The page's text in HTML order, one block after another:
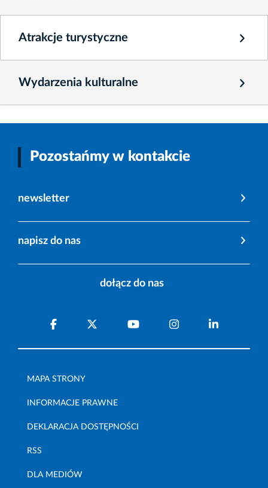
Atrakcje turystyczne
Wydarzenia kulturalne
Pozostańmy w kontakcie
newsletter
napisz do nas
dołącz do nas
MAPA STRONY
INFORMACJE PRAWNE
DEKLARACJA DOSTĘPNOŚCI
RSS
DLA MEDIÓW